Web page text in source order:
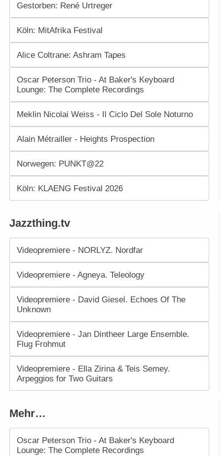
Gestorben: René Urtreger
Köln: MitAfrika Festival
Alice Coltrane: Ashram Tapes
Oscar Peterson Trio - At Baker's Keyboard
Lounge: The Complete Recordings
Meklin Nicolai Weiss - Il Ciclo Del Sole Noturno
Alain Métrailler - Heights Prospection
Norwegen: PUNKT@22
Köln: KLAENG Festival 2026
Jazzthing.tv
Videopremiere - NORLYZ. Nordfar
Videopremiere - Agneya. Teleology
Videopremiere - David Giesel. Echoes Of The
Unknown
Videopremiere - Jan Dintheer Large Ensemble.
Flug Frohmut
Videopremiere - Ella Zirina & Teis Semey.
Arpeggios for Two Guitars
Mehr…
Oscar Peterson Trio - At Baker's Keyboard
Lounge: The Complete Recordings